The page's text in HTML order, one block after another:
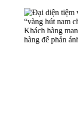
Khách hàng
hàng để phản